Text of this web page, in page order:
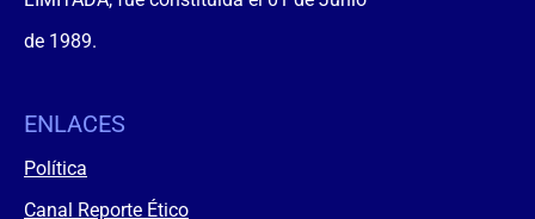
de 1989.
ENLACES
Política
Canal Reporte Ético